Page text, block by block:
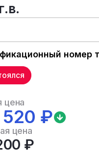
номер
цена
₽
цена
₽